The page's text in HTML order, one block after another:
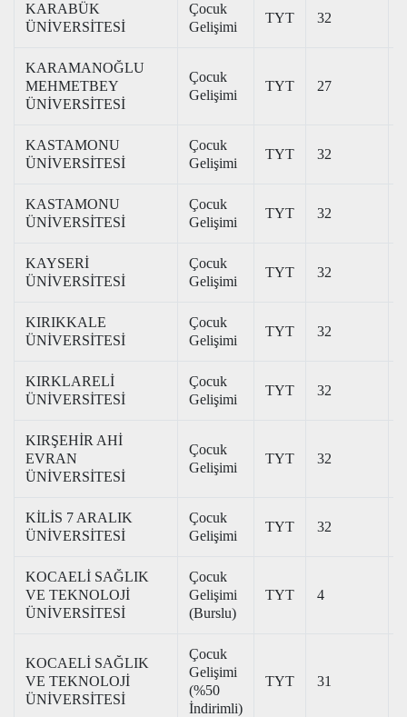
KARABÜK
ÜNİVERSİTESİ
Çocuk
Gelişimi
TYT 32
KARAMANOĞLU
MEHMETBEY
ÜNİVERSİTESİ
Çocuk
Gelişimi
TYT 27
KASTAMONU
ÜNİVERSİTESİ
Çocuk
Gelişimi
TYT 32
KASTAMONU
ÜNİVERSİTESİ
Çocuk
Gelişimi
TYT 32
KAYSERİ
ÜNİVERSİTESİ
Çocuk
Gelişimi
TYT 32
KIRIKKALE
ÜNİVERSİTESİ
Çocuk
Gelişimi
TYT 32
KIRKLARELİ
ÜNİVERSİTESİ
Çocuk
Gelişimi
TYT 32
KIRŞEHİR AHİ
EVRAN
ÜNİVERSİTESİ
Çocuk
Gelişimi
TYT 32
KİLİS 7 ARALIK
ÜNİVERSİTESİ
Çocuk
Gelişimi
TYT 32
KOCAELİ SAĞLIK
VE TEKNOLOJİ
ÜNİVERSİTESİ
Çocuk
Gelişimi
(Burslu)
TYT 4
KOCAELİ SAĞLIK
VE TEKNOLOJİ
ÜNİVERSİTESİ
Çocuk
Gelişimi
(%50
İndirimli)
TYT 31